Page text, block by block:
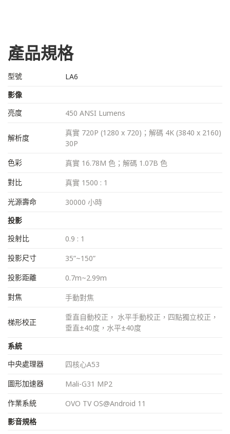
產品規格
型號
LA6
影像
亮度
450 ANSI Lumens
解析度
真實 720P (1280 x 720)；解碼 4K (3840 x 2160)
30P
色彩
真實 16.78M 色；解碼 1.07B 色
對比
真實 1500 : 1
光源壽命
30000 小時
投影
投射比
0.9 : 1
投影尺寸
35”~150”
投影距離
0.7m~2.99m
對焦
手動對焦
梯形校正
垂直自動校正， 水平手動校正，四點獨立校正，
垂直±40度，水平±40度
系統
中央處理器
四核心A53
圖形加速器
Mali-G31 MP2
作業系統
OVO TV OS@Android 11
影音規格